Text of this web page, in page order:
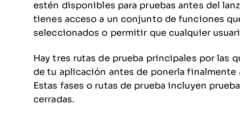
estén disponibles para pruebas antes del
tienes acceso a un conjunto de funciones
seleccionados o permitir que cualquier
Hay tres rutas de prueba principales por las
de tu aplicación antes de ponerla
Estas fases o rutas de prueba incluyen
cerradas.